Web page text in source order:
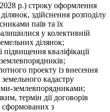
р.) строку оформлення
здійснення розподілу
паїв та їх
у колективній
ділянок;
підвищення кваліфікації
проекту із внесення
кадастру
землевпорядниками;
термін дії договорів
сформованих з